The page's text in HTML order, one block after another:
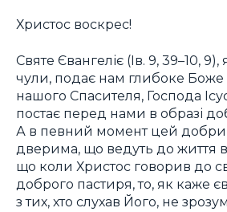
Христос воскрес!
Святе Євангеліє (Ів. 9, 39–10,
чули, подає нам глибоке Боже
нашого Спасителя, Господа
постає перед нами в образі
А в певний момент цей
дверима, що ведуть до життя
що коли Христос говорив до
доброго пастиря, то, як каже
з тих, хто слухав Його, не